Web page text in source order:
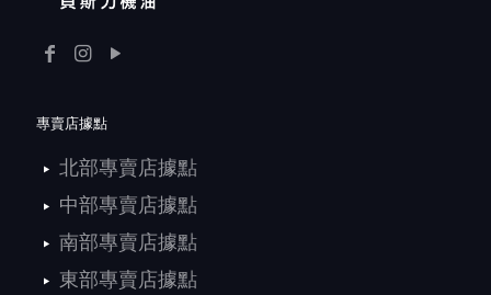
專賣店據點
北部專賣店據點
中部專賣店據點
南部專賣店據點
東部專賣店據點